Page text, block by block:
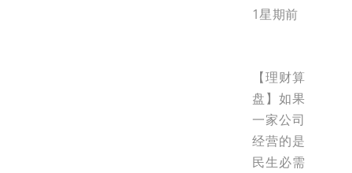
1星期前
【理财算
盘】如果
一家公司
经营的是
民生必需